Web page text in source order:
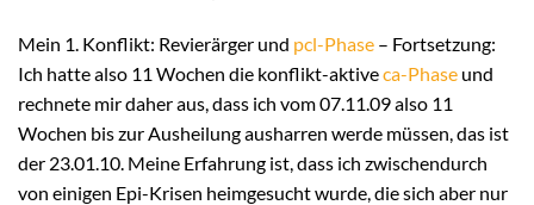
Mein 1. Konflikt: Revierärger und pcl-Phase – Fortsetzung:
Ich hatte also 11 Wochen die konflikt-aktiveca-Phase und
rechnete mir daher aus, dass ich vom 07.11.09 also 11
Wochen bis zur Ausheilung ausharren werde müssen, das ist
der 23.01.10. Meine Erfahrung ist, dass ich zwischendurch
von einigen Epi-Krisen heimgesucht wurde, die sich aber nur